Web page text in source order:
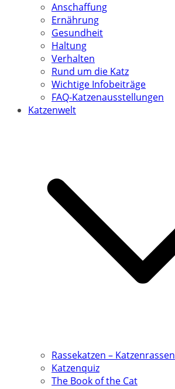
Anschaffung
Ernährung
Gesundheit
Haltung
Verhalten
Rund um die Katz
Wichtige Infobeiträge
FAQ-Katzenausstellungen
Katzenwelt
Rassekatzen – Katzenrassen
Katzenquiz
The Book of the Cat